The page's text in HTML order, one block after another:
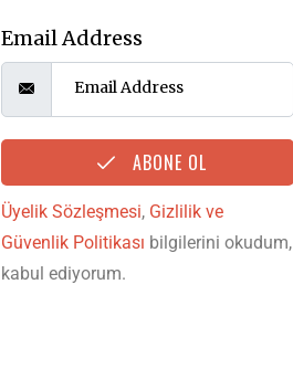
Email Address
ABONE OL
Üyelik Sözleşmesi, Gizlilik ve
Güvenlik Politikası bilgilerini okudum,
kabul ediyorum.